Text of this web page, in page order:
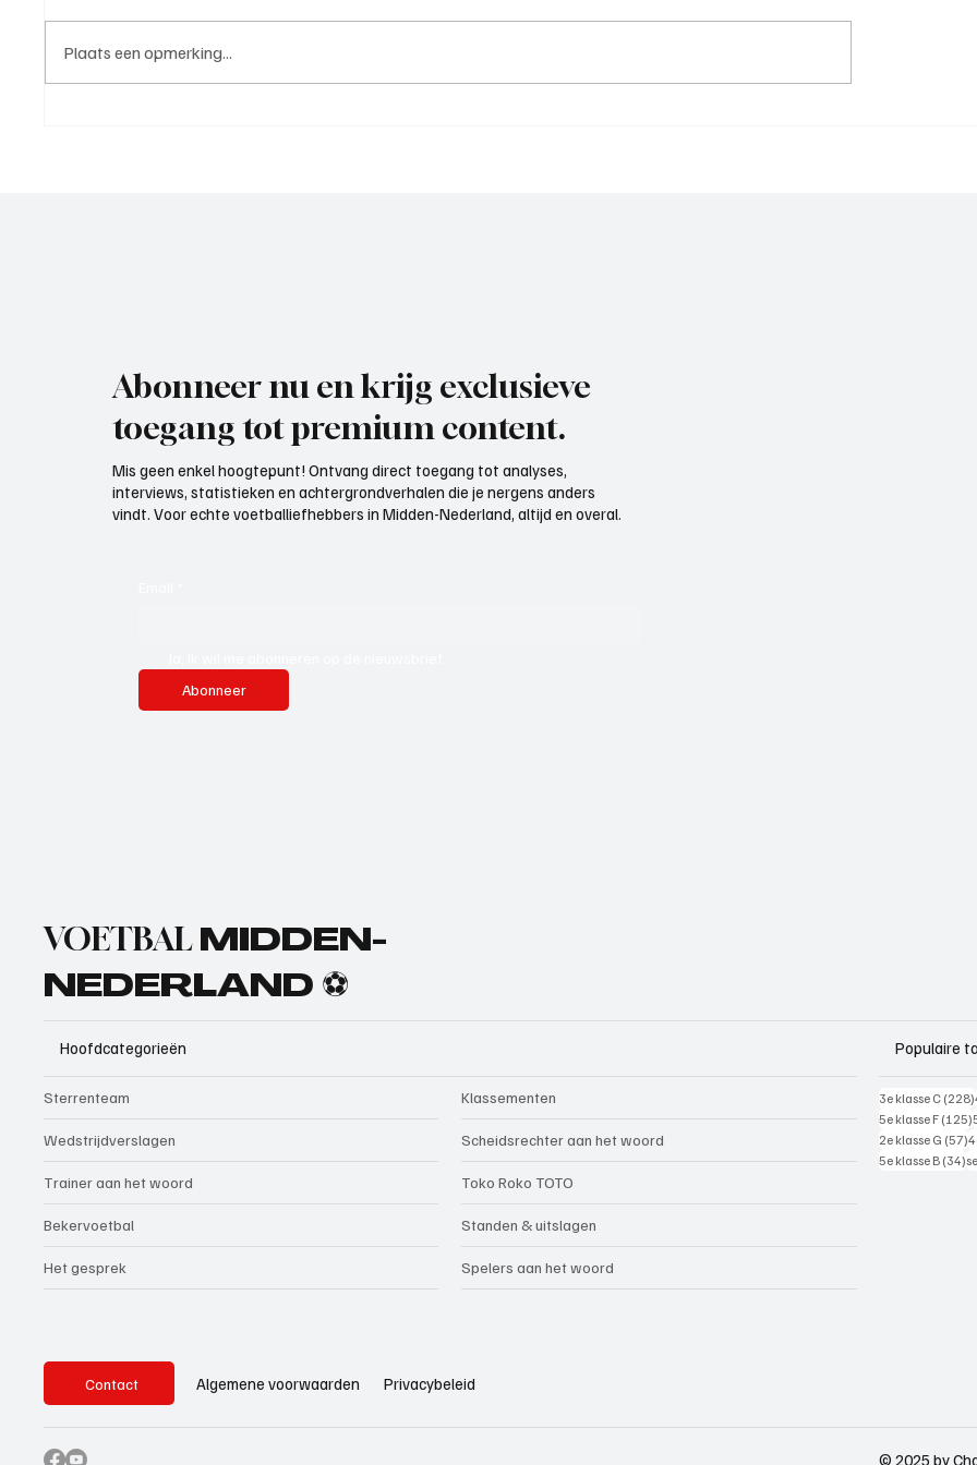
Plaats een opmerking...
Abonneer nu en krijg exclusieve
toegang tot premium content.
Mis geen enkel hoogtepunt! Ontvang direct toegang tot analyses,
interviews, statistieken en achtergrondverhalen die je nergens anders
vindt. Voor echte voetballiefhebbers in Midden-Nederland, altijd en overal.
Abonneer
VOETBAL MIDDEN-
NEDERLAND ⚽
Hoofdcategorieën
Sterrenteam
Wedstrijdverslagen
Trainer aan het woord
Bekervoetbal
Het gesprek
Klassementen
Scheidsrechter aan het woord
Toko Roko TOTO
Standen & uitslagen
Spelers aan het woord
Populaire
3e klasse C (228)
5e klasse F (125)
2e klasse G (57)
5e klasse B (34)
Contact Algemene voorwaarden Privacybeleid
© 2025 by